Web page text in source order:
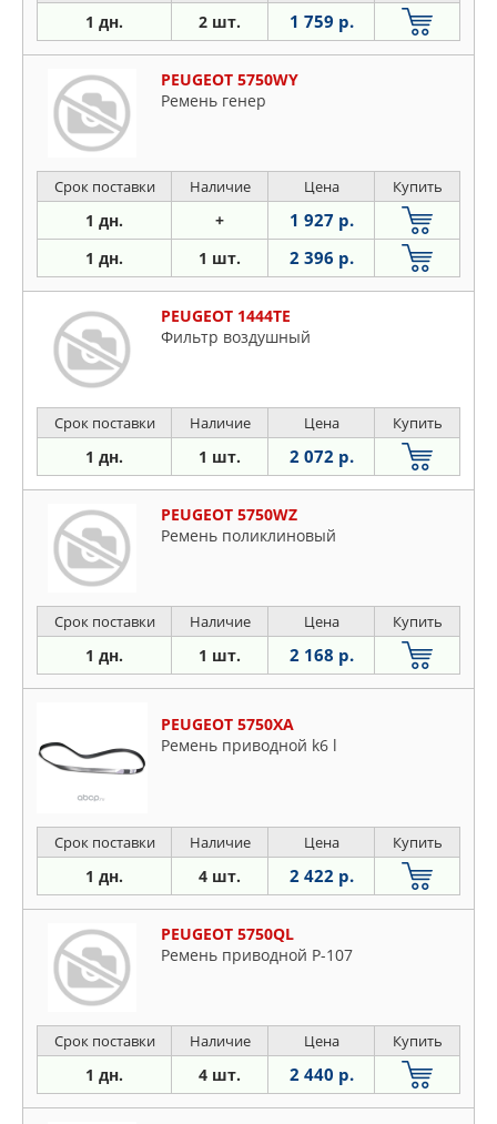
1 дн. 2 шт. 1 759 р.
PEUGEOT 5750WY
Ремень генер
Срок поставки Наличие Цена Купить
1 дн. + 1 927 р.
1 дн. 1 шт. 2 396 р.
PEUGEOT 1444TE
Фильтр воздушный
Срок поставки Наличие Цена Купить
1 дн. 1 шт. 2 072 р.
PEUGEOT 5750WZ
Ремень поликлиновый
Срок поставки Наличие Цена Купить
1 дн. 1 шт. 2 168 р.
PEUGEOT 5750XA
Ремень приводной k6 l
Срок поставки Наличие Цена Купить
1 дн. 4 шт. 2 422 р.
PEUGEOT 5750QL
Ремень приводной P-107
Срок поставки Наличие Цена Купить
1 дн. 4 шт. 2 440 р.